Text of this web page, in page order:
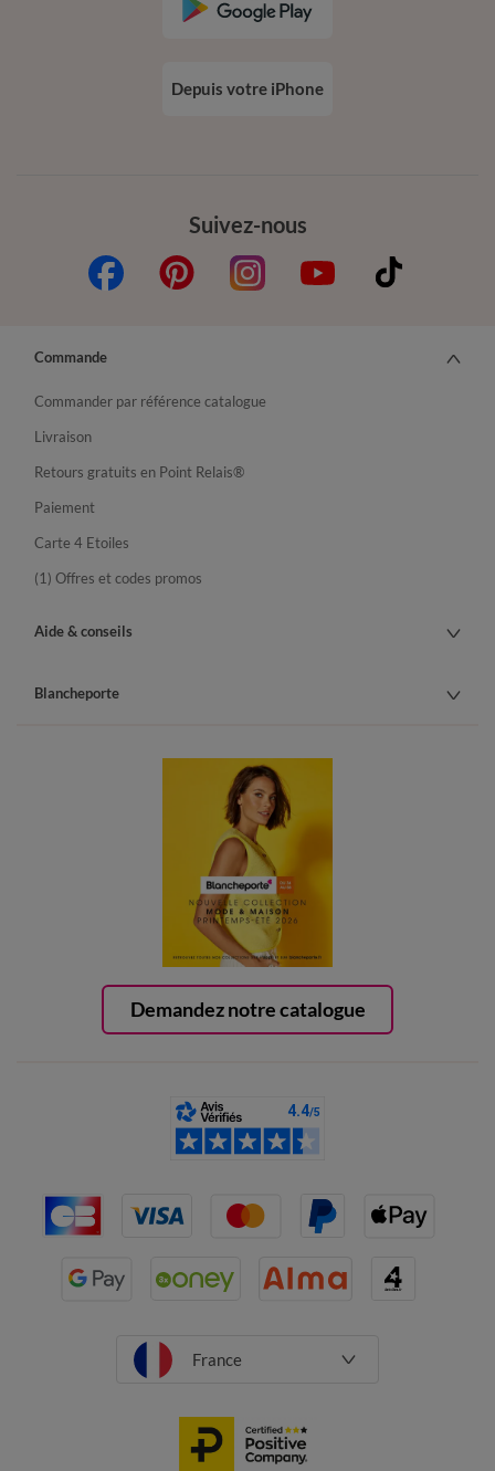
Suivez-nous
Depuis votre iPhone
Demandez notre catalogue
Commande
Commander par référence catalogue
Livraison
Retours gratuits en Point Relais®
Paiement
Carte 4 Etoiles
(1) Offres et codes promos
Aide & conseils
Blancheporte
France